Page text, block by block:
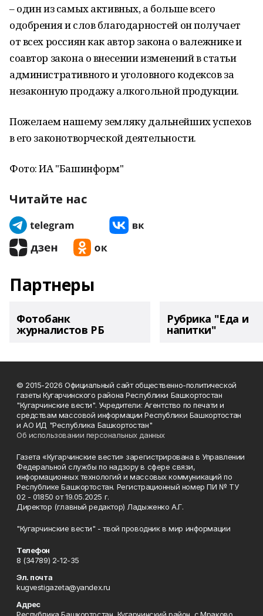
– один из самых активных, а больше всего
одобрения и слов благодарностей он получает
от всех россиян как автор закона о валежнике и
соавтор закона о внесении изменений в статьи
административного и уголовного кодексов за
незаконную продажу алкогольной продукции.
Пожелаем нашему земляку дальнейших успехов
в его законотворческой деятельности.
Фото: ИА "Башинформ"
Читайте нас
Партнеры
Фотобанк
журналистов РБ
Рубрика "Еда и
напитки"
© 2015-2026 Официальный сайт общественно-политической
газеты Кугарчинского района Республики Башкортостан
"Кугарчинские вести". Учредители: Агентство по печати и
средствам массовой информации Республики Башкортостан
и АО ИД "Республика Башкортостан"
Об использовании персональных данных
Газета «Кугарчинские вести» зарегистрирована в Управлении
Федеральной службы по надзору в сфере связи,
информационных технологий и массовых коммуникаций по
Республике Башкортостан. Регистрационный номер ПИ № ТУ
02 - 01850 от 19.05.2025 г.
Директор (главный редактор) Ладыженко А.Г.
"Кугарчинские вести" - твой проводник в мир информации
Телефон
8 (34789) 2-12-35
Эл. почта
kugvestigazeta@yandex.ru
Адрес